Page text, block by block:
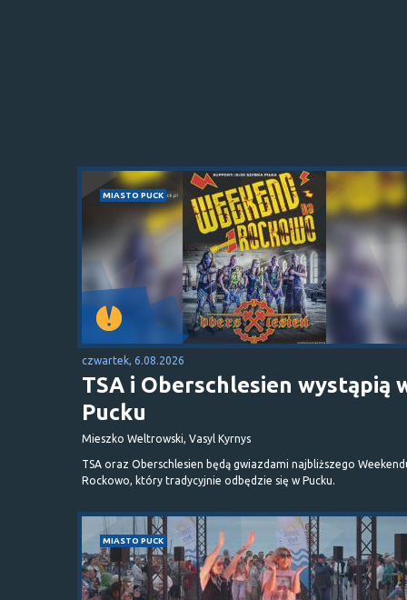
MIASTO PUCK
czwartek, 6.08.2026
TSA i Oberschlesien wystąpią
Pucku
Mieszko Weltrowski, Vasyl Kyrnys
TSA oraz Oberschlesien będą gwiazdami najbliższego
Rockowo, który tradycyjnie odbędzie się w Pucku.
MIASTO PUCK